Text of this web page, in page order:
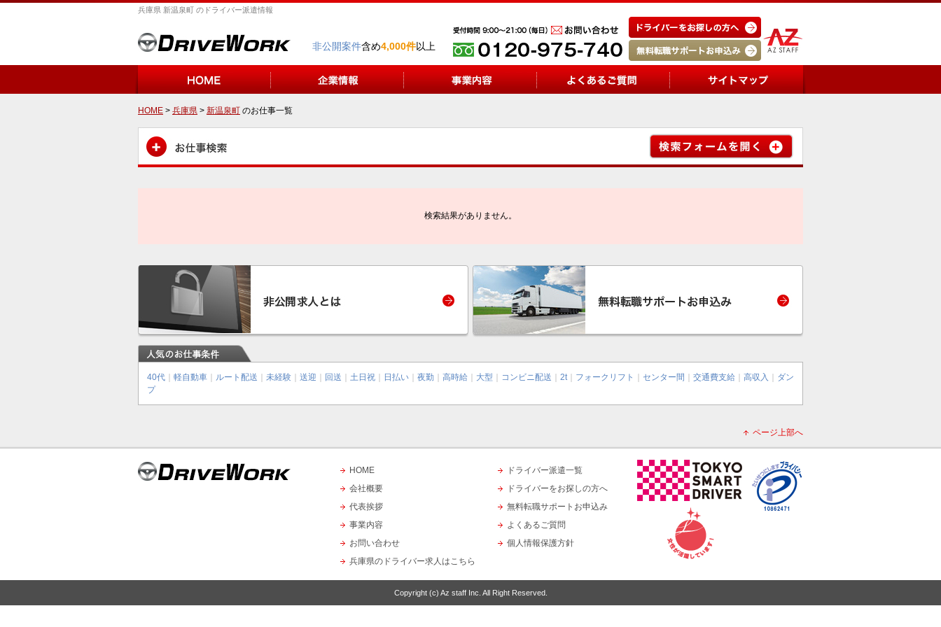
兵庫県 新温泉町 のドライバー派遣情報
非公開案件含め4,000件以上
HOME > 兵庫県 > 新温泉町 のお仕事一覧
検索結果がありません。
40代 軽自動車 ルート配送 未経験 送迎 回送 土日祝 日払い 夜勤 高時給 大型 コンビニ配送 2t｜ フォークリフト センター間 交通費支給 高収入
ダン
プ
ページ上部へ
HOME
会社概要
代表挨拶
事業内容
お問い合わせ
兵庫県のドライバー求人はこちら
ドライバー派遣一覧
ドライバーをお探しの方へ
無料転職サポートお申込み
よくあるご質問
個人情報保護方針
Copyright (c) Az staff Inc. All Right Reserved.